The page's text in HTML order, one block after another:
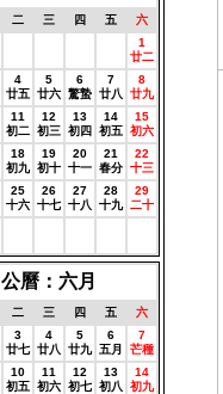
二 三 四 五
六
1
廿二
4
廿五
5
廿六
6
驚蟄
7
廿八
8
廿九
11
初二
12
初三
13
初四
14
初五
15
初六
18
初九
19
初十
20
十一
21
春分
22
十三
25
十六
26
十七
27
十八
28
十九
29
二十
公曆：六月
二 三 四 五
六
3
廿七
4
廿八
5
廿九
6
五月
7
芒種
10
初五
11
初六
12
初七
13
初八
14
初九